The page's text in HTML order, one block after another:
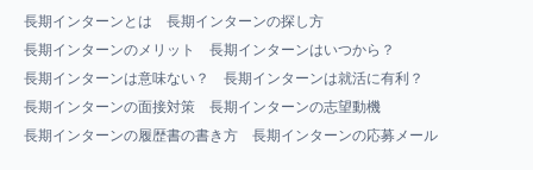
長期インターンとは
長期インターンの探し方
長期インターンのメリット
長期インターンはいつから？
長期インターンは意味ない？
長期インターンは就活に有利？
長期インターンの面接対策
長期インターンの志望動機
長期インターンの履歴書の書き方
長期インターンの応募メール